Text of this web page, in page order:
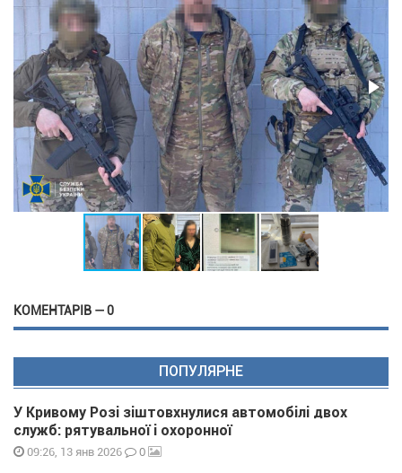
КОМЕНТАРІВ — 0
ПОПУЛЯРНЕ
У Кривому Розі зіштовхнулися автомобілі двох
служб: рятувальної і охоронної
09:26, 13 янв 2026 0